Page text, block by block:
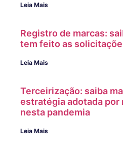
Leia Mais
Registro de marcas:
tem feito as
Leia Mais
Terceirização: saiba
estratégia adotada por
nesta pandemia
Leia Mais